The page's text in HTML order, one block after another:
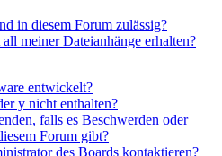
in diesem Forum zulässig?
meiner Dateianhänge erhalten?
entwickelt?
y nicht enthalten?
falls es Beschwerden oder
Forum gibt?
des Boards kontaktieren?